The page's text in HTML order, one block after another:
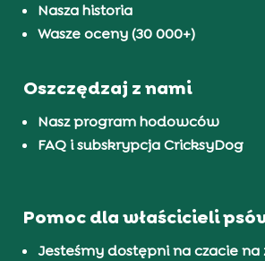
Nasza historia
Wasze oceny (30 000+)
Oszczędzaj z nami
Nasz program hodowców
FAQ i subskrypcja CricksyDog
Pomoc dla właścicieli
Jesteśmy dostępni na czacie na